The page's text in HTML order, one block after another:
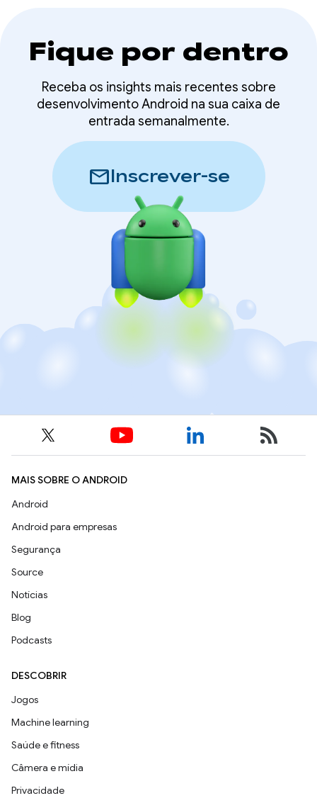
Fique por dentro
Receba os insights mais recentes sobre
desenvolvimento Android na sua caixa de
entrada semanalmente.
mailInscrever-se
MAIS SOBRE O ANDROID
Android
Android para empresas
Segurança
Source
Notícias
Blog
Podcasts
DESCOBRIR
Jogos
Machine learning
Saúde e fitness
Câmera e mídia
Privacidade